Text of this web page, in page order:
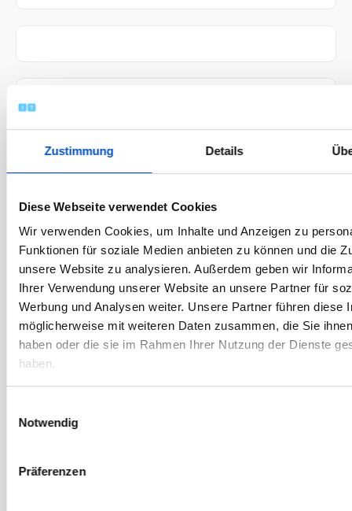
Zustimmung Details
Diese Webseite verwendet Cookies
Wir verwenden Cookies, um Inhalte und Anzeigen zu
Funktionen für soziale Medien anbieten zu können und die
unsere Website zu analysieren. Außerdem geben wir
Ihrer Verwendung unserer Website an unsere Partner für
Werbung und Analysen weiter. Unsere Partner führen diese
möglicherweise mit weiteren Daten zusammen, die Sie
haben oder die sie im Rahmen Ihrer Nutzung der Dienste
haben.
Notwendig
Präferenzen
Archiv
November 2025
Oktober 2025
Juli 2025
Juni 2025
Mai 2025
April 2025
März 2025
Februar 2025
Dezember 2024